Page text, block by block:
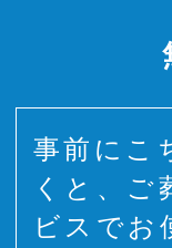
事前にこ
くと、ご
ビスでお